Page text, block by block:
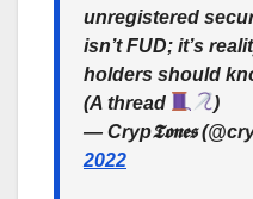
unregistered
isn’t FUD; it’s
holders should
(A thread
)
— Cryp𝕿𝖔𝖓𝖊𝖘
2022